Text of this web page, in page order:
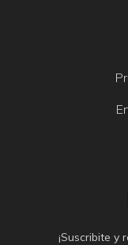
¡Suscribite y